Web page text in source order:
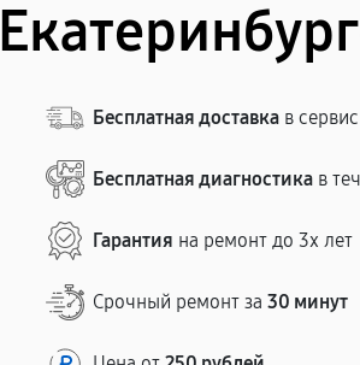
Бесплатная доставка в сервис
Бесплатная диагностика в
Гарантия на ремонт до 3х лет
Срочный ремонт за30 минут